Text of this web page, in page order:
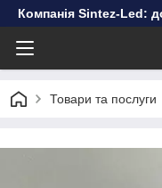
Компанія Sintez-Led:
Товари та послуги